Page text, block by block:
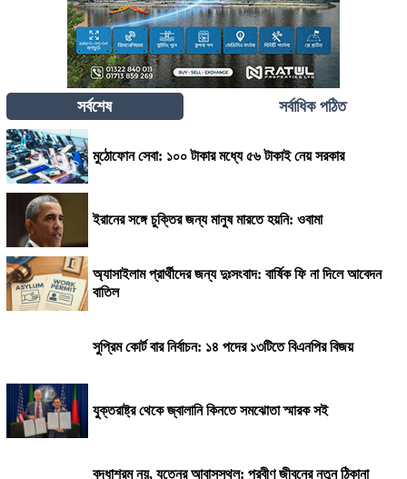
সর্বশেষ সর্বাধিক পঠিত
মুঠোফোন সেবা: ১০০ টাকার মধ্যে ৫৬ টাকাই নেয় সরকার
ইরানের সঙ্গে চুক্তির জন্য মানুষ মারতে হয়নি: ওবামা
অ্যাসাইলাম প্রার্থীদের জন্য দুঃসংবাদ: বার্ষিক ফি না দিলে আবেদন
বাতিল
সুপ্রিম কোর্ট বার নির্বাচন: ১৪ পদের ১৩টিতে বিএনপির বিজয়
যুক্তরাষ্ট্র থেকে জ্বালানি কিনতে সমঝোতা স্মারক সই
বৃদ্ধাশ্রম নয়, যত্নের আবাসস্থল: প্রবীণ জীবনের নতুন ঠিকানা